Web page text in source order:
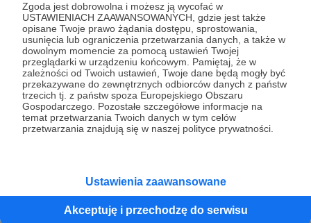
Zgoda jest dobrowolna i możesz ją wycofać w
USTAWIENIACH ZAAWANSOWANYCH, gdzie jest także
opisane Twoje prawo żądania dostępu, sprostowania,
usunięcia lub ograniczenia przetwarzania danych, a także w
dowolnym momencie za pomocą ustawień Twojej
przeglądarki w urządzeniu końcowym. Pamiętaj, że w
zależności od Twoich ustawień, Twoje dane będą mogły być
przekazywane do zewnętrznych odbiorców danych z państw
trzecich tj. z państw spoza Europejskiego Obszaru
Gospodarczego. Pozostałe szczegółowe informacje na
temat przetwarzania Twoich danych w tym celów
przetwarzania znajdują się w naszej polityce prywatności.
Ustawienia zaawansowane
Akceptuję i przechodzę do serwisu
26.01.2023 ● Brak komentarzy
Hołd
Oto kolejna część cyklu, w ramach którego publikuję
obszerne fragmenty mojej pierwszej książki
„zAfganistanu.pl. Alfabet polskiej misji”.
wojna w afganistanie